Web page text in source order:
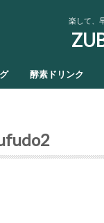
楽して、
酵素ドリンク